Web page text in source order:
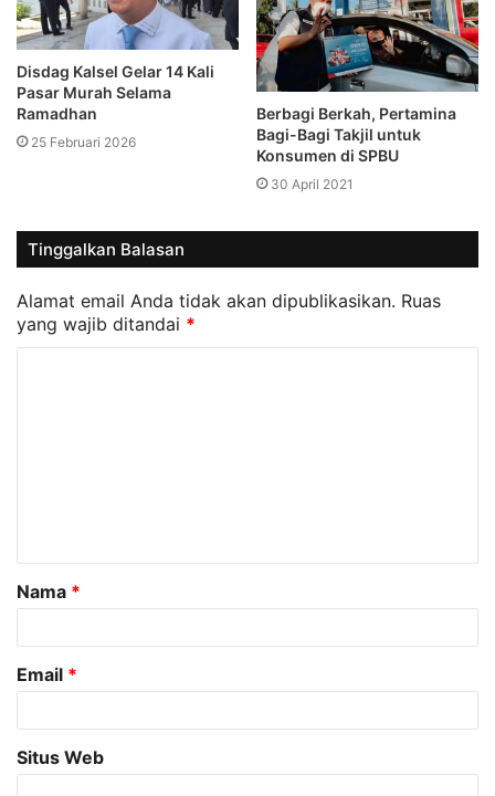
Disdag Kalsel Gelar 14 Kali
Pasar Murah Selama
Ramadhan
25 Februari 2026
Berbagi Berkah, Pertamina
Bagi-Bagi Takjil untuk
Konsumen di SPBU
30 April 2021
Tinggalkan Balasan
Alamat email Anda tidak akan dipublikasikan. Ruas
yang wajib ditandai *
a
r
Nama *
Email *
Situs Web